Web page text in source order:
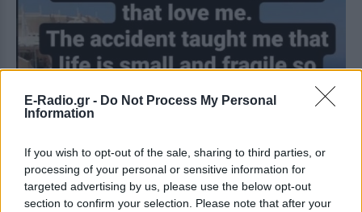
E-Radio.gr - Do Not Process My Personal
Information
If you wish to opt-out of the sale, sharing to third parties, or
processing of your personal or sensitive information for
targeted advertising by us, please use the below opt-out
section to confirm your selection. Please note that after your